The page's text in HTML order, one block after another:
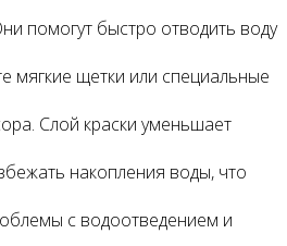
помогут быстро отводить воду
мягкие щетки или специальные
Слой краски уменьшает
накопления воды, что
с водоотведением и